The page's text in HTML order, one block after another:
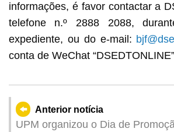
informações, é favor contactar a
telefone n.º 2888 2088,
expediente, ou do e-mail:
conta de WeChat
Anterior notícia
UPM organizou o Dia de